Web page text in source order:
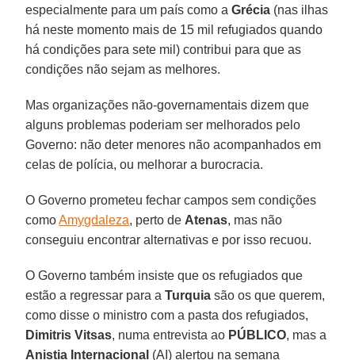
especialmente para um país como aGrécia (nas ilhas
há neste momento mais de 15 mil refugiados quando
há condições para sete mil) contribui para que as
condições não sejam as melhores.
Mas organizações não-governamentais dizem que
alguns problemas poderiam ser melhorados pelo
Governo: não deter menores não acompanhados em
celas de polícia, ou melhorar a burocracia.
O Governo prometeu fechar campos sem condições
comoAmygdaleza, perto de Atenas, mas não
conseguiu encontrar alternativas e por isso recuou.
O Governo também insiste que os refugiados que
estão a regressar para aTurquia são os que querem,
como disse o ministro com a pasta dos refugiados,
Dimitris Vitsas, numa entrevista ao PÚBLICO, mas a
Anistia Internacional (AI) alertou na semana